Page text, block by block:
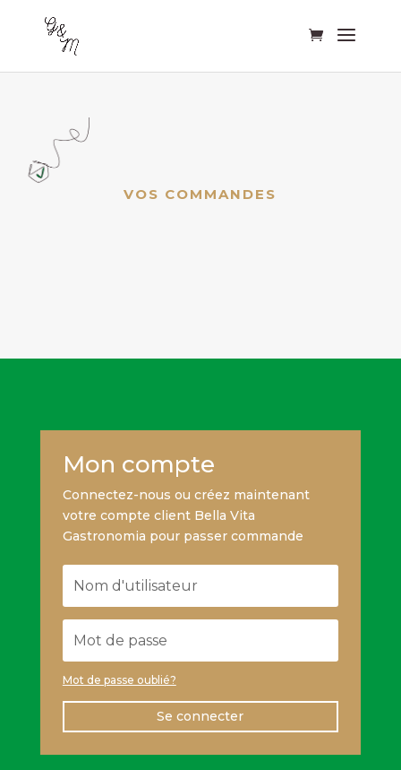
VOS COMMANDES
Mon compte
Connectez-nous ou créez maintenant
votre compte client Bella Vita
Gastronomia pour passer commande
Mot de passe oublié?
Se connecter